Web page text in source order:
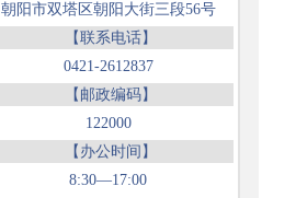
朝阳市双塔区朝阳大街三段56号
【联系电话】
0421-2612837
【邮政编码】
122000
【办公时间】
8:30—17:00